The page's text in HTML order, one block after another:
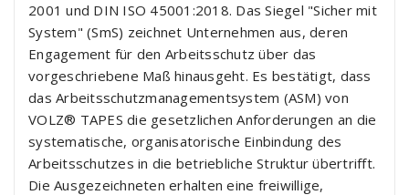
2001 und DIN ISO 45001:2018. Das Siegel "Sicher mit
System" (SmS) zeichnet Unternehmen aus, deren
Engagement für den Arbeitsschutz über das
vorgeschriebene Maß hinausgeht. Es bestätigt, dass
das Arbeitsschutzmanagementsystem (ASM) von
VOLZ® TAPES die gesetzlichen Anforderungen an die
systematische, organisatorische Einbindung des
Arbeitsschutzes in die betriebliche Struktur übertrifft.
Die Ausgezeichneten erhalten eine freiwillige,